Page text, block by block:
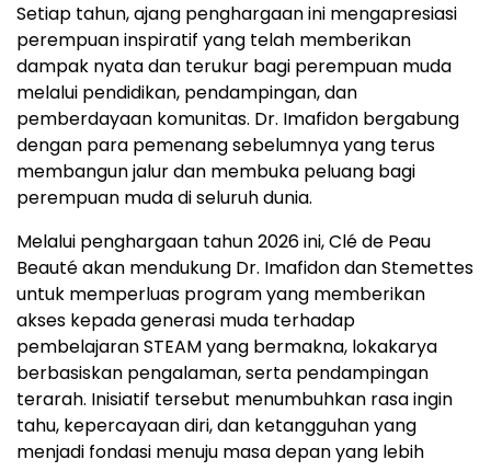
Setiap tahun, ajang penghargaan ini mengapresiasi
perempuan inspiratif yang telah memberikan
dampak nyata dan terukur bagi perempuan muda
melalui pendidikan, pendampingan, dan
pemberdayaan komunitas. Dr. Imafidon bergabung
dengan para pemenang sebelumnya yang terus
membangun jalur dan membuka peluang bagi
perempuan muda di seluruh dunia.
Melalui penghargaan tahun 2026 ini, Clé de Peau
Beauté akan mendukung Dr. Imafidon dan Stemettes
untuk memperluas program yang memberikan
akses kepada generasi muda terhadap
pembelajaran STEAM yang bermakna, lokakarya
berbasiskan pengalaman, serta pendampingan
terarah. Inisiatif tersebut menumbuhkan rasa ingin
tahu, kepercayaan diri, dan ketangguhan yang
menjadi fondasi menuju masa depan yang lebih